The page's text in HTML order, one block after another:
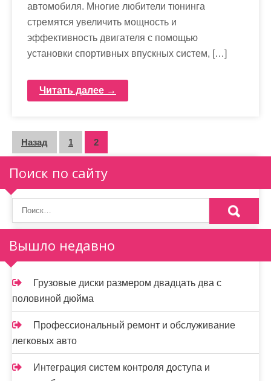
автомобиля. Многие любители тюнинга
стремятся увеличить мощность и
эффективность двигателя с помощью
установки спортивных впускных систем, […]
Читать далее →
П
а
г
и
н
а
ц
и
я
з
а
Назад 1 2
Поиск по сайту
Вышло недавно
Грузовые диски размером двадцать два с
половиной дюйма
Профессиональный ремонт и обслуживание
легковых авто
Интеграция систем контроля доступа и